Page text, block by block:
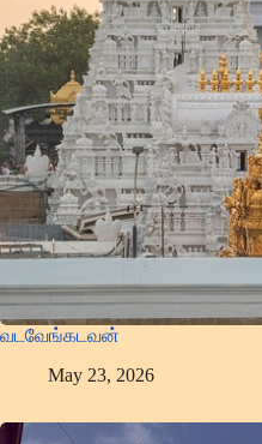
வடவேங்கடவன்
May 23, 2026